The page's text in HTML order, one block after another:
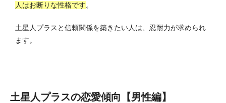
人はお断りな性格です。
土星人プラスと信頼関係を築きたい人は、忍耐力が求められ
ます。
土星人プラスの恋愛傾向【男性編】